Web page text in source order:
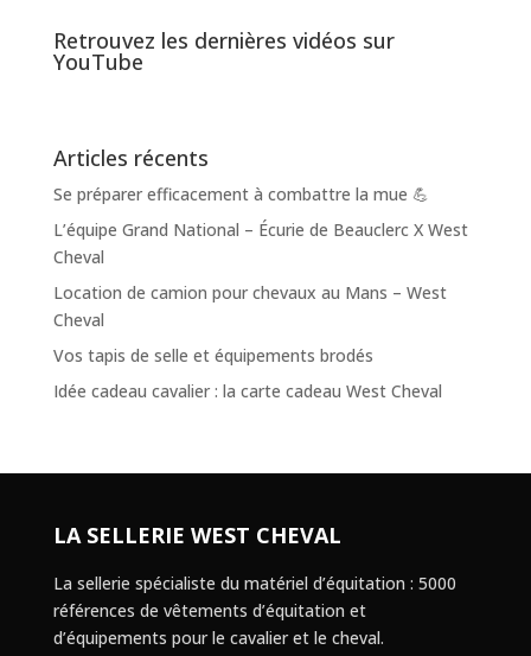
Retrouvez les dernières vidéos sur
YouTube
Articles récents
Se préparer efficacement à combattre la mue 💪
L’équipe Grand National – Écurie de Beauclerc X West
Cheval
Location de camion pour chevaux au Mans – West
Cheval
Vos tapis de selle et équipements brodés
Idée cadeau cavalier : la carte cadeau West Cheval
LA SELLERIE WEST CHEVAL
La sellerie spécialiste du matériel d’équitation : 5000
références de vêtements d’équitation et
d’équipements pour le cavalier et le cheval.